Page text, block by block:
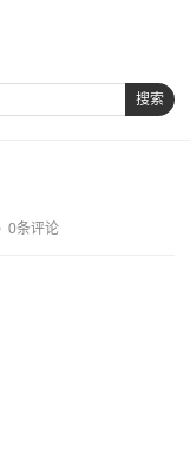
搜索
0条评论